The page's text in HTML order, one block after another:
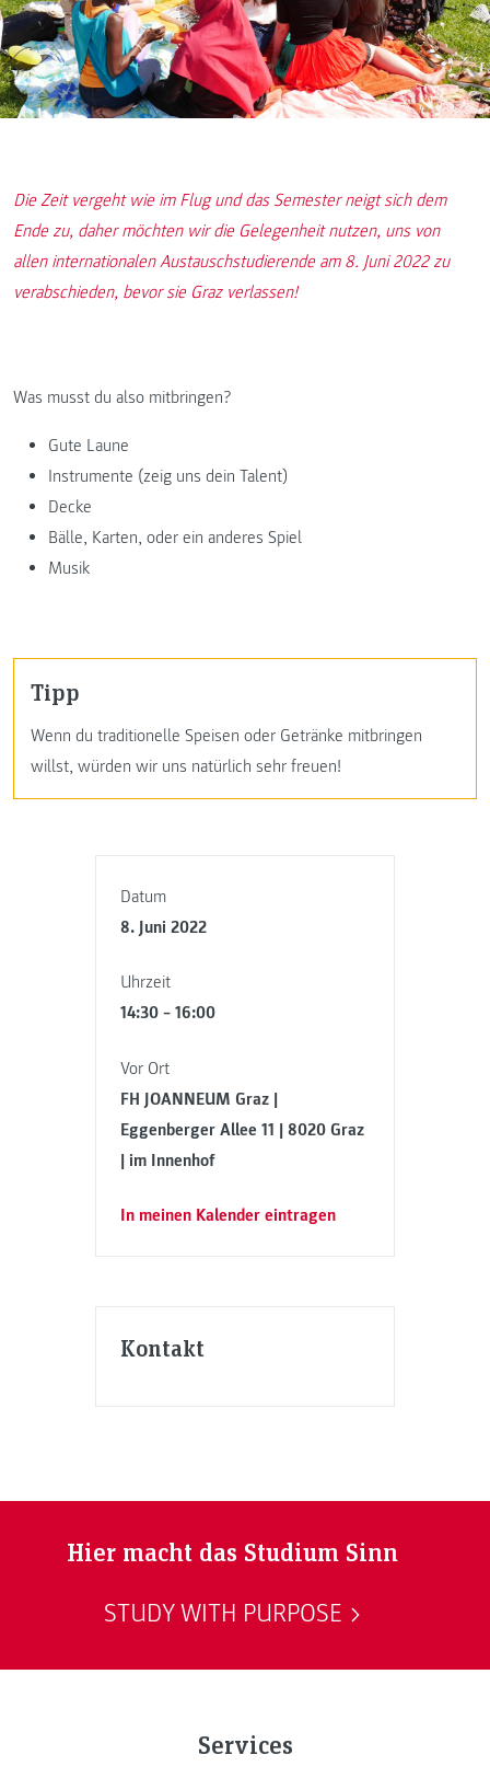
Datum
8. Juni 2022
Uhrzeit
14:30 – 16:00
Vor Ort
FH JOANNEUM Graz |
Eggenberger Allee 11 | 8020 Graz
| im Innenhof
In meinen Kalender eintragen
Kontakt
Die Zeit vergeht wie im Flug und das Semester neigt sich dem
Ende zu, daher möchten wir die Gelegenheit nutzen, uns von
allen internationalen Austauschstudierende am 8. Juni 2022 zu
verabschieden, bevor sie Graz verlassen!
Was musst du also mitbringen?
Gute Laune
Instrumente (zeig uns dein Talent)
Decke
Bälle, Karten, oder ein anderes Spiel
Musik
Tipp
Wenn du traditionelle Speisen oder Getränke mitbringen
willst, würden wir uns natürlich sehr freuen!
Hier macht das Studium Sinn
STUDY WITH PURPOSE
Services